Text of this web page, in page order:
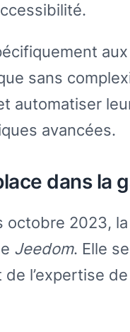
sans
automatiser
avancées.
dans la
octobre 2023, la
Jeedom. Elle
de l’expertise